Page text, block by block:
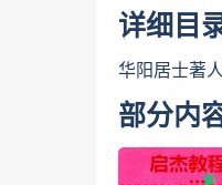
详细目
华阳居士著
部分内